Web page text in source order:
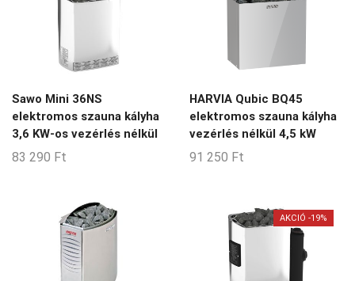
490 Ft.
Sawo Mini 36NS
elektromos szauna kályha
3,6 KW-os vezérlés nélkül
83 290 Ft
HARVIA Qubic BQ45
elektromos szauna kályha
vezérlés nélkül 4,5 kW
91 250 Ft
AKCIÓ -19%